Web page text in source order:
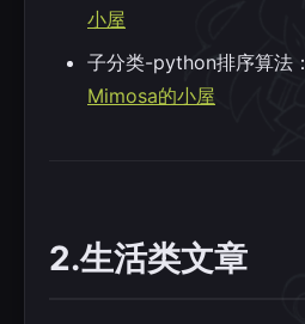
小屋
子分类-python排序算法：
Mimosa的小屋
2.生活类文章